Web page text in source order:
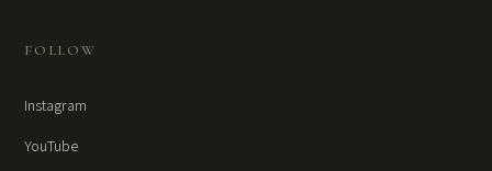
FOLLOW
Instagram
YouTube